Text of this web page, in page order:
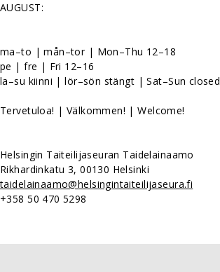
AUGUST:
ma–to | mån–tor | Mon–Thu 12–18
pe | fre | Fri 12–16
la–su kiinni | lör–sön stängt | Sat–Sun closed
Tervetuloa! | Välkommen! | Welcome!
Helsingin Taiteilijaseuran Taidelainaamo
Rikhardinkatu 3, 00130 Helsinki
taidelainaamo@helsingintaiteilijaseura.fi
+358 50 470 5298